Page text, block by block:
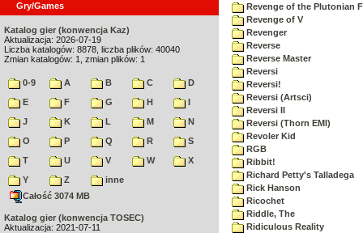
Gry/Games
Katalog gier (konwencja Kaz)
Aktualizacja: 2026-07-19
Liczba katalogów: 8878, liczba plików: 40040
Zmian katalogów: 1, zmian plików: 1
0-9 A B C
D
E
F G H
I
J
K L M
N
O
P Q R
S
T
U V W
X
Y
Z
inne
Całość 3074 MB
Katalog gier (konwencja TOSEC)
Aktualizacja: 2021-07-11
Revenge of the Plutonian
Revenge of V
Revenger
Reverse
Reverse Master
Reversi
Reversi!
Reversi (Artsci)
Reversi II
Reversi (Thorn EMI)
Revoler Kid
RGB
Ribbit!
Richard Petty's Talladega
Rick Hanson
Ricochet
Riddle, The
Ridiculous Reality